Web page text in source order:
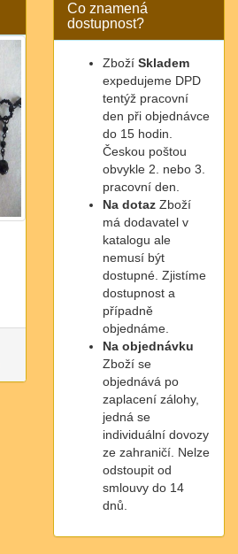
Co znamená
dostupnost?
Zboží Skladem
expedujeme DPD
tentýž pracovní
den při objednávce
do 15 hodin.
Českou poštou
obvykle 2. nebo 3.
pracovní den.
Na dotaz Zboží
má dodavatel v
katalogu ale
nemusí být
dostupné. Zjistíme
dostupnost a
případně
objednáme.
Na objednávku
Zboží se
objednává po
zaplacení zálohy,
jedná se
individuální dovozy
ze zahraničí. Nelze
odstoupit od
smlouvy do 14
dnů.